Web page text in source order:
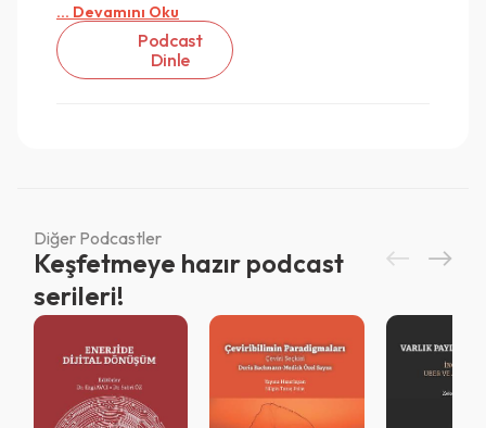
... Devamını Oku
Podcast
Dinle
Diğer Podcastler
Keşfetmeye hazır podcast
serileri!
Giriş
Vazgeç
Vazgeç
QR Code taraması başarılı.
Sistemi kurumu ile kullanıyorsunuz.